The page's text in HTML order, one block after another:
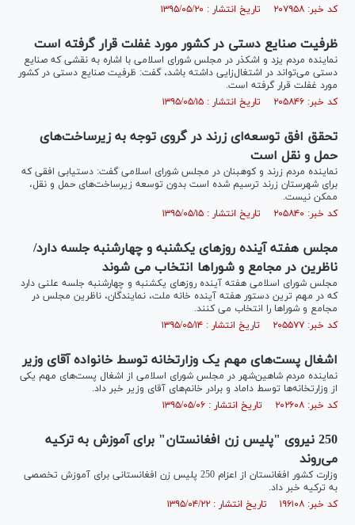
کد خبر: ۲۰۷۹۵۸ تاریخ انتشار : ۱۳۹۵/۰۵/۲۰
ظرفیت صنایع دستی در کشور مورد غفلت قرار گرفته است
نماینده مردم یزد و اشکذر در مجلس شورای اسلامی با اشاره به نقشی که صنایع
دستی می‌تواند در اشتغال‌زایی داشته باشد، گفت: ظرفیت صنایع دستی در کشور
مورد غفلت قرار گرفته است.
کد خبر: ۲۰۵۸۴۶ تاریخ انتشار : ۱۳۹۵/۰۵/۱۵
تحقق افق توسعه‌ای زرند در گروی توجه به زیرساخت‌های
حمل و نقل است
نماینده مردم زرند و کوهبنان در مجلس شورای اسلامی گفت: دستیابی افقی که
برای شهرستان زرند ترسیم شده است بدون توسعه زیرساخت‌های حمل و نقل،
ممکن نیست.
کد خبر: ۲۰۵۸۴۰ تاریخ انتشار : ۱۳۹۵/۰۵/۱۵
مجلس هفته آینده روزهای یکشنبه و چهارشنبه جلسه دارد/
ناظرین در مجامع و شوراها انتخاب می شوند
مجلس شورای اسلامی هفته آینده روزهای یکشنبه و چهارشنبه جلسه علنی دارد
که در مهم ترین دستور هفته آینده خانه ملت، نمایندگان، ناظرین مجلس در
مجامع و شوراها را انتخاب می کنند.
کد خبر: ۲۰۵۵۷۷ تاریخ انتشار : ۱۳۹۵/۰۵/۱۴
اشغال پست‌های مهم یک وزارتخانه توسط خانواده آقای وزیر
نماینده مردم شاهین‌شهر در مجلس شورای اسلامی از اشغال پست‌های مهم یکی
از وزارتخانه‌ها توسط داماد و برادر خانم‌های آقای وزیر خبر داد.
کد خبر: ۲۰۲۶۰۸ تاریخ انتشار : ۱۳۹۵/۰۵/۰۶
250 نیروی "پلیس زن افغانستان" برای آموزش به ترکیه
می‌روند
وزارت کشور افغانستان از اعزام 250 پلیس زن افغانستانی برای آموزش تخصصی
به ترکیه خبر داد.
کد خبر: ۱۹۶۱۰۸ تاریخ انتشار : ۱۳۹۵/۰۴/۲۲